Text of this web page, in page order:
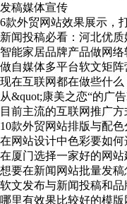
发稿媒体宣传
6款外贸网站效果展示，
新闻投稿必看：河北优质
智能家居品牌产品做网
做自媒体多平台软文矩
现在互联网都在做些什
从&quot;康美之恋“的广
目前主流的互联网推广方
10款外贸网站排版与配色
在网站设计中色彩要如何
在厦门选择一家好的网
想要在新闻网站批量发稿
软文发布与新闻投稿和品
哪里有效果比较好的模版